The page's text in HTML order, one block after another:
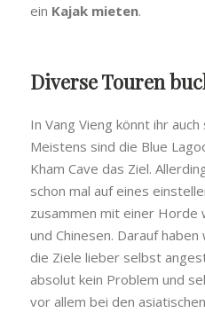
ein Kajak mieten.
Diverse Touren
In Vang Vieng könnt ihr
Meistens sind die Blue
Kham Cave das Ziel.
schon mal auf eines
zusammen mit einer
und Chinesen. Darauf
die Ziele lieber selbst
absolut kein Problem und
vor allem bei den